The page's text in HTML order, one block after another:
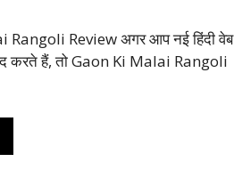
Review अगर आप नई हिंदी वेब
करते हैं, तो Gaon Ki Malai Rangoli